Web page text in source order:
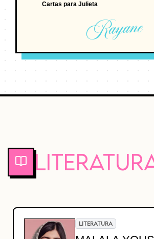
Cartas para Julieta
Rayane
LITERATURA